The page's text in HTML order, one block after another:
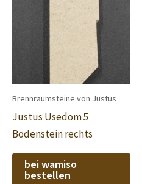
Brennraumsteine von Justus
Justus Usedom 5
Bodenstein rechts
bei wamiso
bestellen